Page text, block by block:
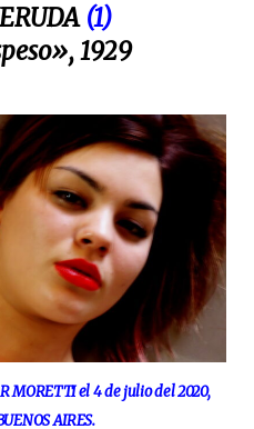
(1)
1929
MORETTI el 4 de julio del 2020,
AIRES.